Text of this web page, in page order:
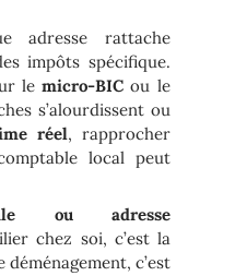
adresse rattache
impôts spécifique.
lemicro-BIC ou le
s’alourdissent ou
réel, rapprocher
local peut
ou adresse
chez soi, c’est la
c’est